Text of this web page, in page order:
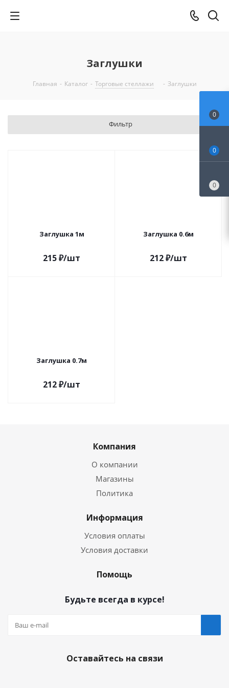
Заглушки
Главная - Каталог - Торговые стеллажи - Заглушки
Фильтр
Заглушка 1м
215₽/шт
Заглушка 0.6м
212₽/шт
Заглушка 0.7м
212₽/шт
Компания
О компании
Магазины
Политика
Информация
Условия оплаты
Условия доставки
Помощь
Будьте всегда в курсе!
Оставайтесь на связи
0
0
0